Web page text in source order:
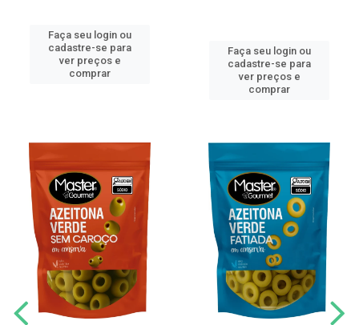
Faça seu login ou
cadastre-se para
ver preços e
comprar
Faça seu login ou
cadastre-se para
ver preços e
comprar